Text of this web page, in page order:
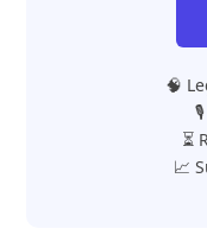
🧠
⏳
📈